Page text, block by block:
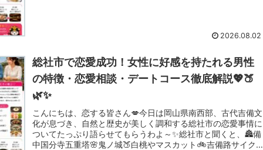
2026.08.02
総社市で恋愛成功！女性に好感を持たれる男性
の特徴・恋愛相談・デートコース徹底解説💖🍑
🌿✨
こんにちは、恋する皆さん💋今日は岡山県南西部、古代吉備文
化が息づき、自然と歴史が美しく調和する総社市の恋愛事情に
ついてたっぷり語らせてもらうわよ～✨総社市と聞くと、🏯備
中国分寺五重塔🌸鬼ノ城🍑白桃やマスカット🚲吉備路サイクリ